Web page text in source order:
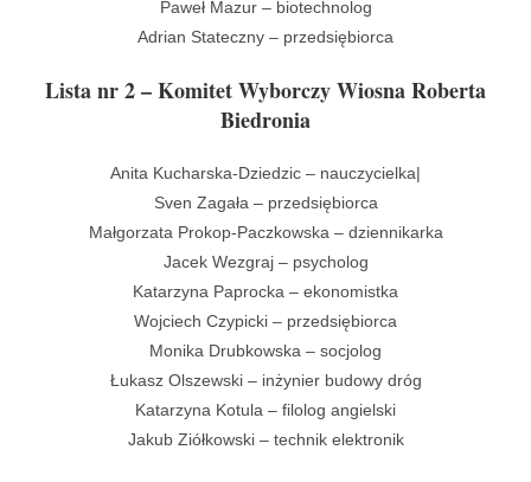
Paweł Mazur – biotechnolog
Adrian Stateczny – przedsiębiorca
Lista nr 2 – Komitet Wyborczy Wiosna Roberta
Biedronia
Anita Kucharska-Dziedzic – nauczycielka|
Sven Zagała – przedsiębiorca
Małgorzata Prokop-Paczkowska – dziennikarka
Jacek Wezgraj – psycholog
Katarzyna Paprocka – ekonomistka
Wojciech Czypicki – przedsiębiorca
Monika Drubkowska – socjolog
Łukasz Olszewski – inżynier budowy dróg
Katarzyna Kotula – filolog angielski
Jakub Ziółkowski – technik elektronik